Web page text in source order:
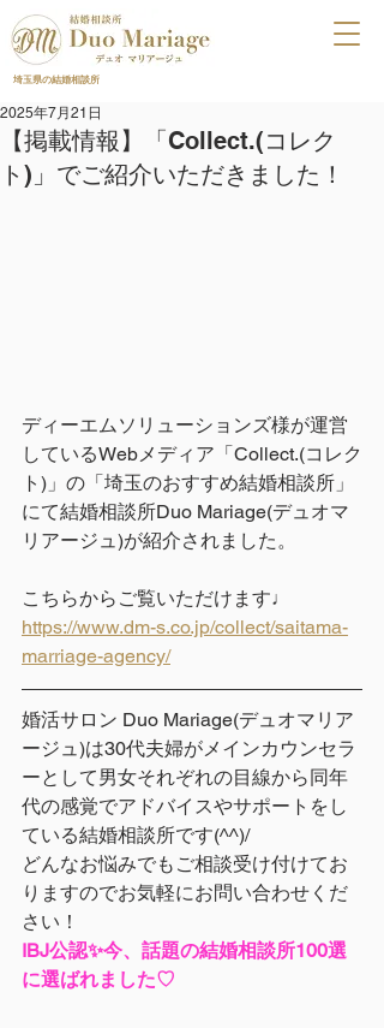
埼玉県の結婚相談所
【掲載情報】「Collect.(コレク
ト)」でご紹介いただきました！
2025年7月21日
ディーエムソリューションズ様が運営
しているWebメディア「Collect.(コレク
ト)」 の 「埼玉のおすすめ結婚相談所」
にて結婚相談所Duo Mariage(デュオマ
リアージュ)が紹介されました。
こちらからご覧いただけます♩
https://www.dm-s.co.jp/collect/saitama-
marriage-agency/
婚活サロン Duo Mariage(デュオマリア
ージュ)は30代夫婦がメインカウンセラ
ーとして男女それぞれの目線から同年
代の感覚でアドバイスやサポートをし
ている結婚相談所です(^^)/
どんなお悩みでもご相談受け付けてお
りますのでお気軽にお問い合わせくだ
さい！
IBJ公認✨今、話題の結婚相談所100選
に選ばれました♡